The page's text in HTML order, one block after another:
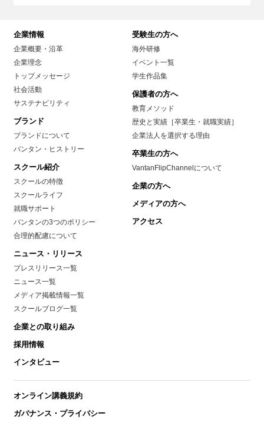
企業情報
企業概要・沿革
企業理念
トップメッセージ
社会活動
サステナビリティ
ブランド
ブランドについて
バンタン・ヒストリー
スクール紹介
スクールの特徴
スクールライフ
就職サポート
バンタンの3つのポリシー
合理的配慮について
ニュース・リリース
プレスリリース一覧
ニュース一覧
メディア掲載情報一覧
スクールブログ一覧
企業との取り組み
採用情報
インタビュー
受験生の方へ
海外研修
イベント一覧
学生作品集
保護者の方へ
教育メソッド
歴史と実績［卒業生・就職実績］
企業法人を選択する理由
卒業生の方へ
VantanFlipChannelについて
企業の方へ
メディアの方へ
アクセス
オンライン講義規約
ガバナンス・プライバシー